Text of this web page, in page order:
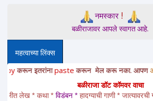
नमस्कार!
बळीराजावर आपले स्वागत आहे.
महत्वाच्या लिंक्स
इतरांनाpasteकरून मेल करू नका. आपणअत्यंत
बळीराजा डॉट कॉमवर वाचा
लेख * कथा * विडंबन * हादग्याची गाणी * जात्यावरची गाणी